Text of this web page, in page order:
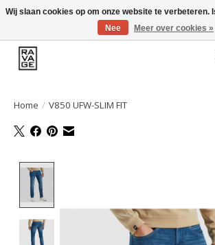
EEN GROOT ASSORTIMENT VAN TOP MERKEN!
Home / V850 UFW-SLIM FIT
Wij slaan cookies op om onze website te verbeteren.
Nee
Meer over cookies »